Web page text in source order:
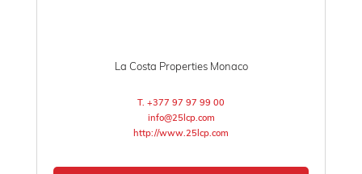
La Costa Properties Monaco
T. +377 97 97 99 00
info@25lcp.com
http://www.25lcp.com